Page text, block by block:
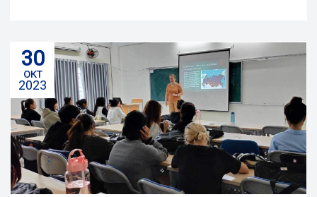
30
окт
2023